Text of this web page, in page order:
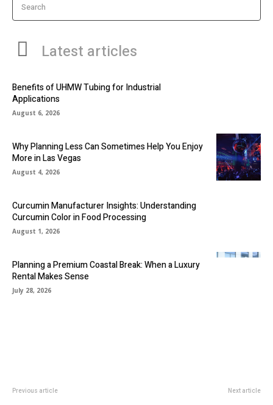
Search
Latest articles
Benefits of UHMW Tubing for Industrial
Applications
August 6, 2026
Why Planning Less Can Sometimes Help You Enjoy
More in Las Vegas
August 4, 2026
Curcumin Manufacturer Insights: Understanding
Curcumin Color in Food Processing
August 1, 2026
Planning a Premium Coastal Break: When a Luxury
Rental Makes Sense
July 28, 2026
Previous article Next article